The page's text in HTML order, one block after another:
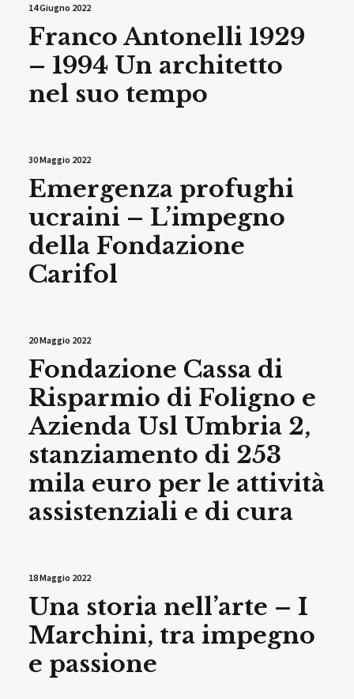
14 Giugno 2022
Franco Antonelli 1929
– 1994 Un architetto
nel suo tempo
30 Maggio 2022
Emergenza profughi
ucraini – L’impegno
della Fondazione
Carifol
20 Maggio 2022
Fondazione Cassa di
Risparmio di Foligno e
Azienda Usl Umbria 2,
stanziamento di 253
mila euro per le attività
assistenziali e di cura
18 Maggio 2022
Una storia nell’arte – I
Marchini, tra impegno
e passione